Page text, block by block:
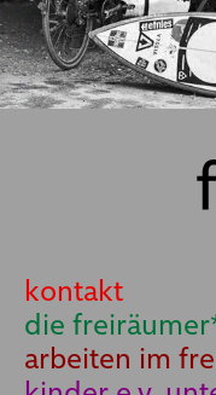
kontakt
die
arbeiten im